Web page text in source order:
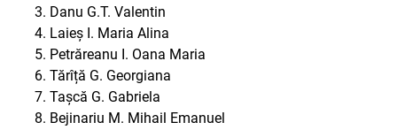
Danu G.T. Valentin
Laieș I. Maria Alina
Petrăreanu I. Oana Maria
Tărîță G. Georgiana
Tașcă G. Gabriela
Bejinariu M. Mihail Emanuel